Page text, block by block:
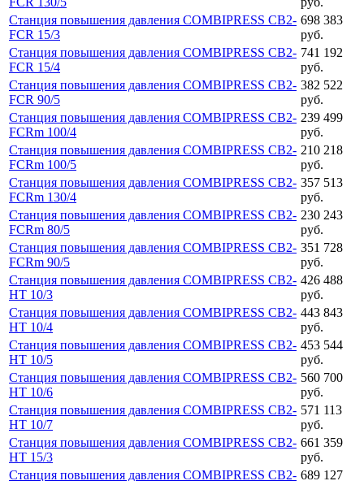
Станция повышения давления COMBIPRESS CB2-
FCR 15/3
698 383
руб.
Станция повышения давления COMBIPRESS CB2-
FCR 15/4
741 192
руб.
Станция повышения давления COMBIPRESS CB2-
FCR 90/5
382 522
руб.
Станция повышения давления COMBIPRESS CB2-
FCRm 100/4
239 499
руб.
Станция повышения давления COMBIPRESS CB2-
FCRm 100/5
210 218
руб.
Станция повышения давления COMBIPRESS CB2-
FCRm 130/4
357 513
руб.
Станция повышения давления COMBIPRESS CB2-
FCRm 80/5
230 243
руб.
Станция повышения давления COMBIPRESS CB2-
FCRm 90/5
351 728
руб.
Станция повышения давления COMBIPRESS CB2-
HT 10/3
426 488
руб.
Станция повышения давления COMBIPRESS CB2-
HT 10/4
443 843
руб.
Станция повышения давления COMBIPRESS CB2-
HT 10/5
453 544
руб.
Станция повышения давления COMBIPRESS CB2-
HT 10/6
560 700
руб.
Станция повышения давления COMBIPRESS CB2-
HT 10/7
571 113
руб.
Станция повышения давления COMBIPRESS CB2-
HT 15/3
661 359
руб.
Станция повышения давления COMBIPRESS CB2- 689 127